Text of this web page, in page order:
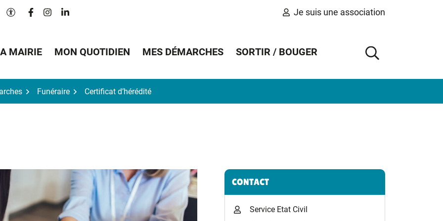
Paramètres d'accessibilité
Lien vers le compte Facebook
Lien vers le compte Instagram
Lien vers le compte Linkedin Je suis une association
MAIRIE MON QUOTIDIEN MES DÉMARCHES SORTIR / BOUGER
AFFICHER
Funéraire Certificat d’hérédité
Informations complémentaires
CONTACT
Service Etat Civil